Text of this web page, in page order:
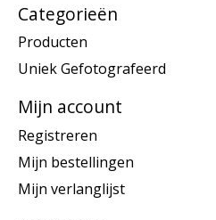
Categorieën
Producten
Uniek Gefotografeerd
Mijn account
Registreren
Mijn bestellingen
Mijn verlanglijst